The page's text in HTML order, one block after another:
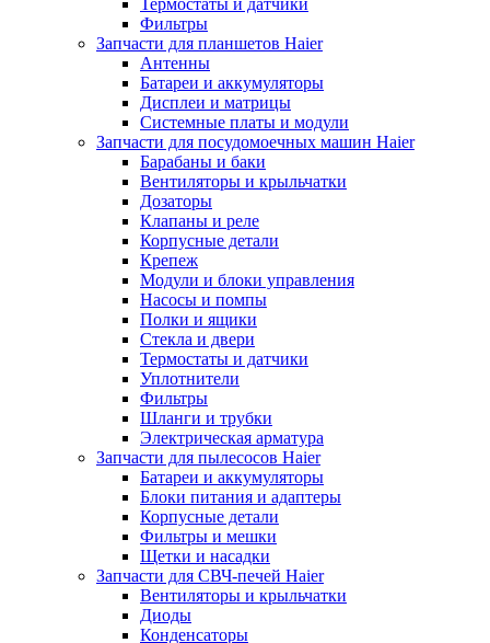
Термостаты и датчики
Фильтры
Запчасти для планшетов Haier
Антенны
Батареи и аккумуляторы
Дисплеи и матрицы
Системные платы и модули
Запчасти для посудомоечных машин Haier
Барабаны и баки
Вентиляторы и крыльчатки
Дозаторы
Клапаны и реле
Корпусные детали
Крепеж
Модули и блоки управления
Насосы и помпы
Полки и ящики
Стекла и двери
Термостаты и датчики
Уплотнители
Фильтры
Шланги и трубки
Электрическая арматура
Запчасти для пылесосов Haier
Батареи и аккумуляторы
Блоки питания и адаптеры
Корпусные детали
Фильтры и мешки
Щетки и насадки
Запчасти для СВЧ-печей Haier
Вентиляторы и крыльчатки
Диоды
Конденсаторы